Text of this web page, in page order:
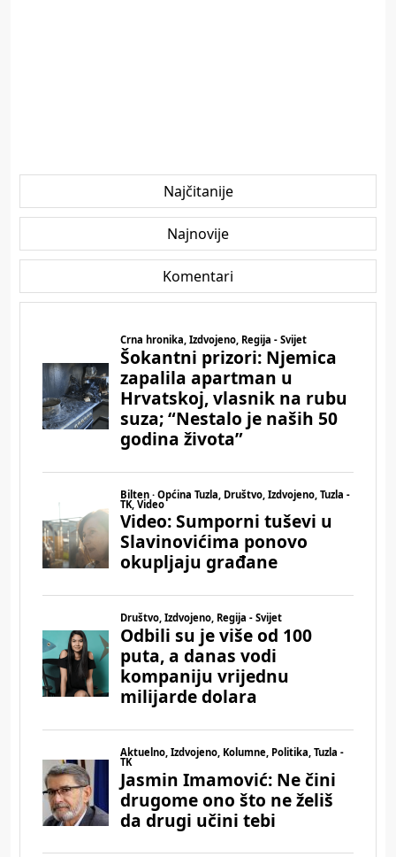
Najčitanije
Najnovije
Komentari